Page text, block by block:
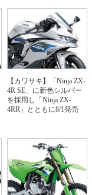
【カワサキ】「Ninja ZX-
4R SE」に新色シルバー
を採用し「Ninja ZX-
4RR」とともに8/1発売